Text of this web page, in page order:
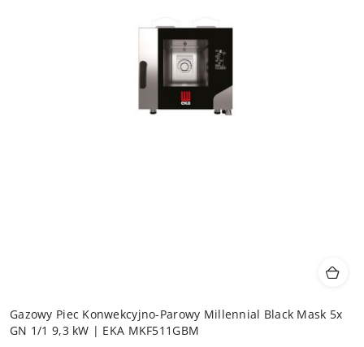
Gazowy Piec Konwekcyjno-Parowy Millennial Black Mask 5x
GN 1/1 9,3 kW | EKA MKF511GBM